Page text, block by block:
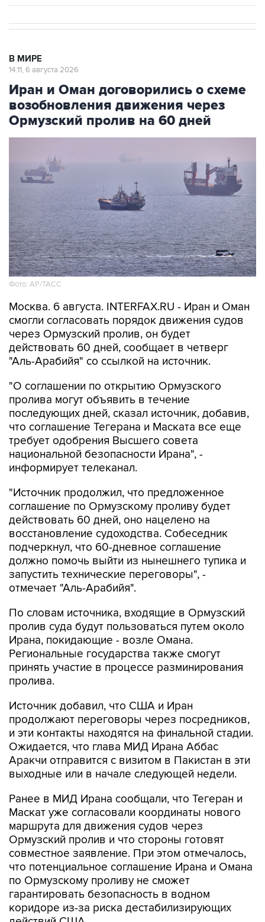
В МИРЕ
14:11, 6 августа 2026
Иран и Оман договорились о схеме
возобновления движения через
Ормузский пролив на 60 дней
Фото: AP/ТАСС
Москва. 6 августа. INTERFAX.RU - Иран и Оман
смогли согласовать порядок движения судов
через Ормузский пролив, он будет
действовать 60 дней, сообщает в четверг
"Аль-Арабийя" со ссылкой на источник.
"О соглашении по открытию Ормузского
пролива могут объявить в течение
последующих дней, сказал источник, добавив,
что соглашение Тегерана и Маската все еще
требует одобрения Высшего совета
национальной безопасности Ирана", -
информирует телеканал.
"Источник продолжил, что предложенное
соглашение по Ормузскому проливу будет
действовать 60 дней, оно нацелено на
восстановление судоходства. Собеседник
подчеркнул, что 60-дневное соглашение
должно помочь выйти из нынешнего тупика и
запустить технические переговоры", -
отмечает "Аль-Арабийя".
По словам источника, входящие в Ормузский
пролив суда будут пользоваться путем около
Ирана, покидающие - возле Омана.
Региональные государства также смогут
принять участие в процессе разминирования
пролива.
Источник добавил, что США и Иран
продолжают переговоры через посредников,
и эти контакты находятся на финальной стадии.
Ожидается, что глава МИД Ирана Аббас
Аракчи отправится с визитом в Пакистан в эти
выходные или в начале следующей недели.
Ранее в МИД Ирана сообщали, что Тегеран и
Маскат уже согласовали координаты нового
маршрута для движения судов через
Ормузский пролив и что стороны готовят
совместное заявление. При этом отмечалось,
что потенциальное соглашение Ирана и Омана
по Ормузскому проливу не сможет
гарантировать безопасность в водном
коридоре из-за риска дестабилизирующих